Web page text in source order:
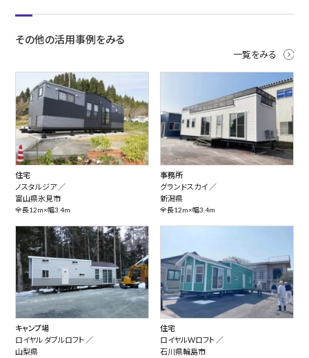
その他の活用事例をみる
一覧をみる
住宅
ノスタルジア ／
富山県氷見市
全長12m×幅3.4m
事務所
グランドスカイ ／
新潟県
全長12m×幅3.4m
キャンプ場
ロイヤル ダブルロフト ／
山梨県
住宅
ロイヤルWロフト ／
石川県輪島市